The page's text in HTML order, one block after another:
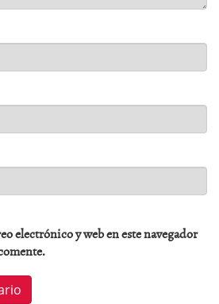
electrónico y web en este navegador